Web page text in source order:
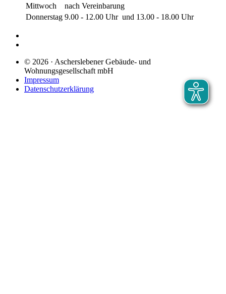
Mittwoch
nach Vereinbarung
Donnerstag 9.00 - 12.00 Uhr und 13.00 - 18.00 Uhr
© 2026 · Ascherslebener Gebäude- und
Wohnungsgesellschaft mbH
Impressum
Datenschutzerklärung